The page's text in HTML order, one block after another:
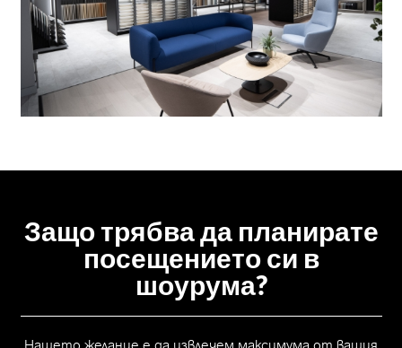
Защо трябва да планирате
посещението си в
шоурума?